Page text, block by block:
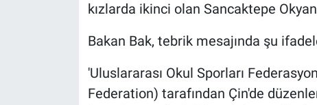
kızlarda ikinci olan Sancaktepe
Bakan Bak, tebrik mesajında şu
'Uluslararası Okul Sporları
Federation) tarafından Çin'de